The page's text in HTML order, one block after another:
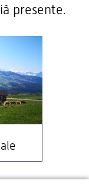
presente.